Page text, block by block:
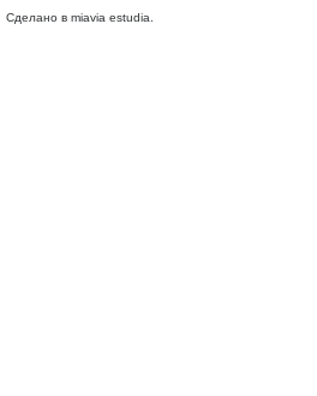
Сделано в miavia estudia.